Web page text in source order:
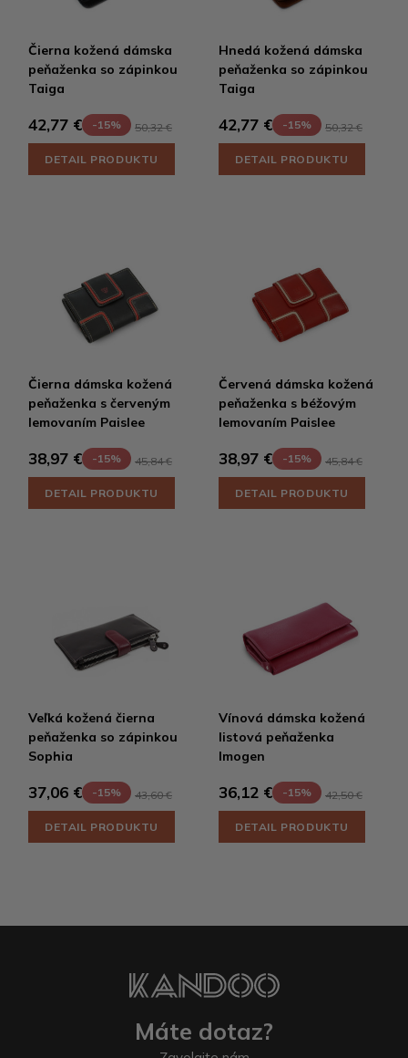
Čierna kožená dámska
peňaženka so zápinkou
Taiga
42,77 € -15% 50,32 €
DETAIL PRODUKTU
Hnedá kožená dámska
peňaženka so zápinkou
Taiga
42,77 € -15% 50,32 €
DETAIL PRODUKTU
Čierna dámska kožená
peňaženka s červeným
lemovaním Paislee
38,97 € -15% 45,84 €
DETAIL PRODUKTU
Červená dámska kožená
peňaženka s béžovým
lemovaním Paislee
38,97 € -15% 45,84 €
DETAIL PRODUKTU
Veľká kožená čierna
peňaženka so zápinkou
Sophia
37,06 € -15% 43,60 €
DETAIL PRODUKTU
Vínová dámska kožená
listová peňaženka
Imogen
36,12 € -15% 42,50 €
DETAIL PRODUKTU
Máte dotaz?